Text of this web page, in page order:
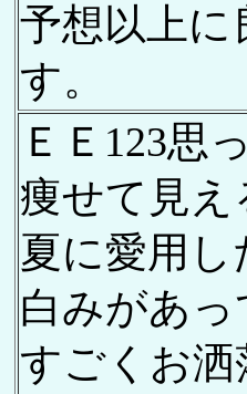
予想以上に
す。
ＥＥ123思
痩せて見え
夏に愛用
白みがあっ
すごくお